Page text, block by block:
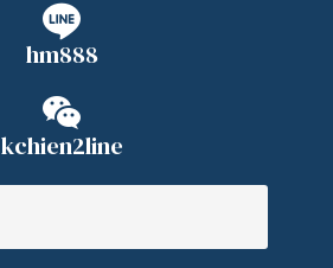
hm888
kchien2line